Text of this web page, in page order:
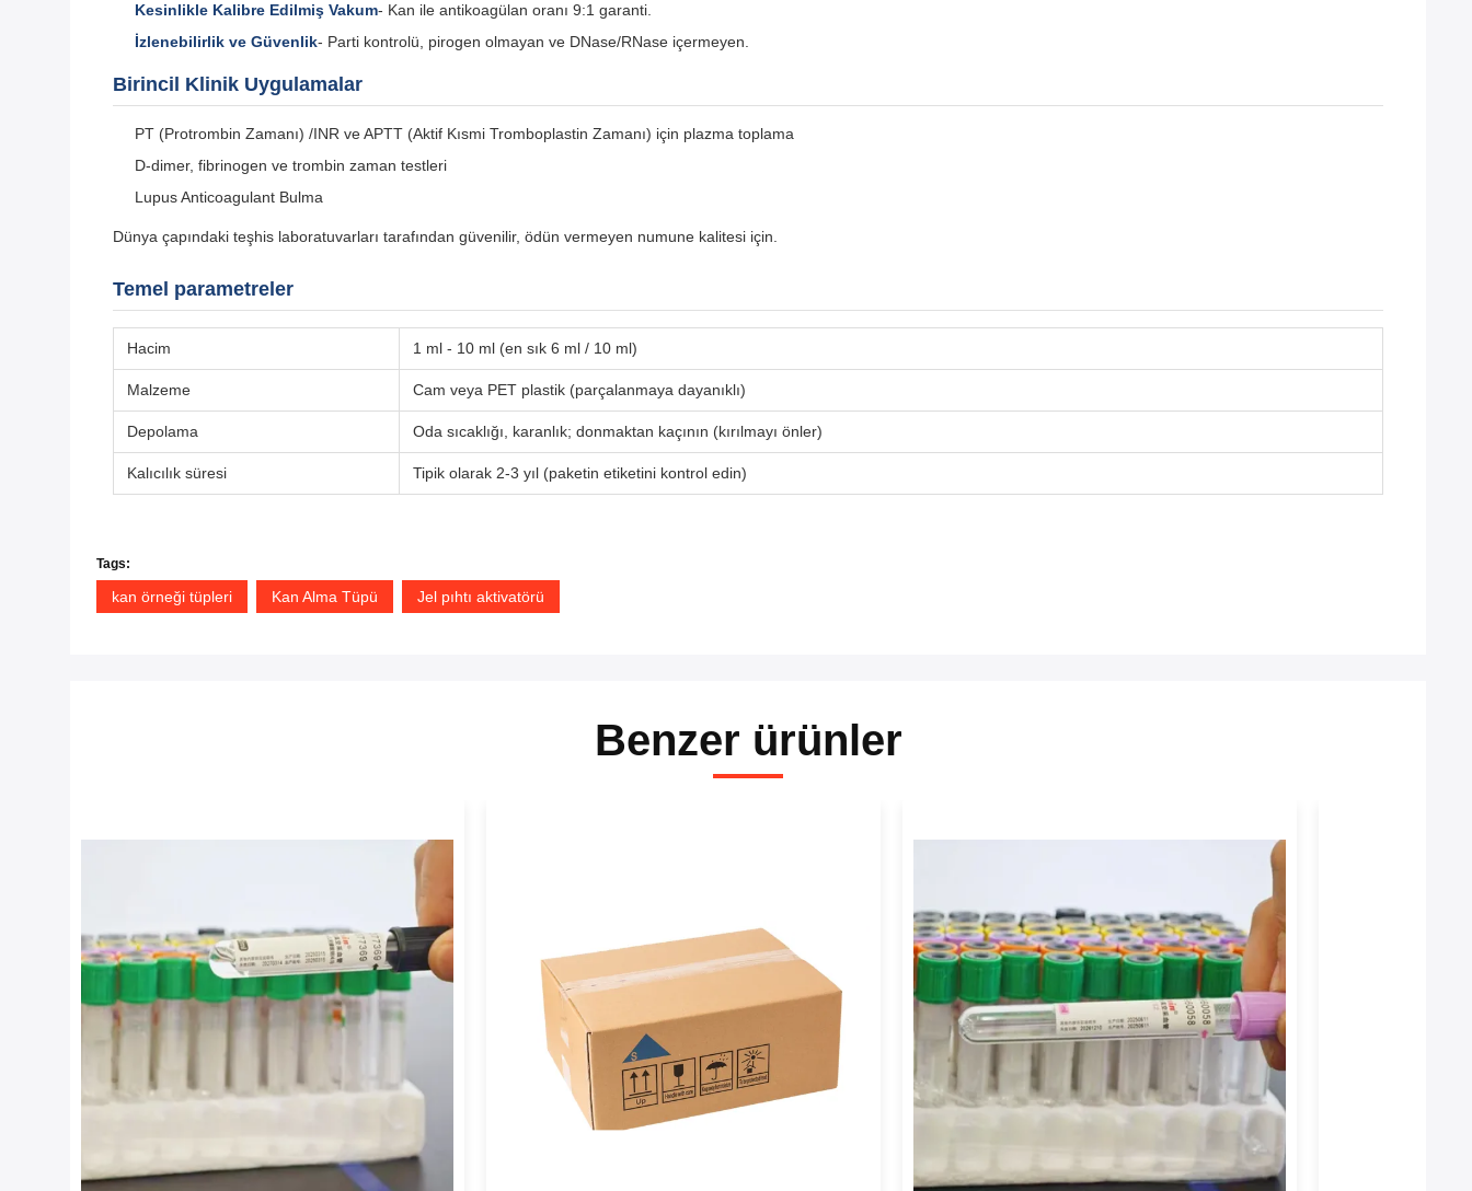
Kesinlikle Kalibre Edilmiş Vakum- Kan ile antikoagülan oranı 9:1 garanti.
İzlenebilirlik ve Güvenlik- Parti kontrolü, pirogen olmayan ve DNase/RNase içermeyen.
Birincil Klinik Uygulamalar
PT (Protrombin Zamanı) /INR ve APTT (Aktif Kısmi Tromboplastin Zamanı) için plazma toplama
D-dimer, fibrinogen ve trombin zaman testleri
Lupus Anticoagulant Bulma
Dünya çapındaki teşhis laboratuvarları tarafından güvenilir, ödün vermeyen numune kalitesi için.
Temel parametreler
Hacim 1 ml - 10 ml (en sık 6 ml / 10 ml)
Malzeme Cam veya PET plastik (parçalanmaya dayanıklı)
Depolama Oda sıcaklığı, karanlık; donmaktan kaçının (kırılmayı önler)
Kalıcılık süresi Tipik olarak 2-3 yıl (paketin etiketini kontrol edin)
Tags:
kan örneği tüpleri Kan Alma Tüpü Jel pıhtı aktivatörü
Benzer ürünler